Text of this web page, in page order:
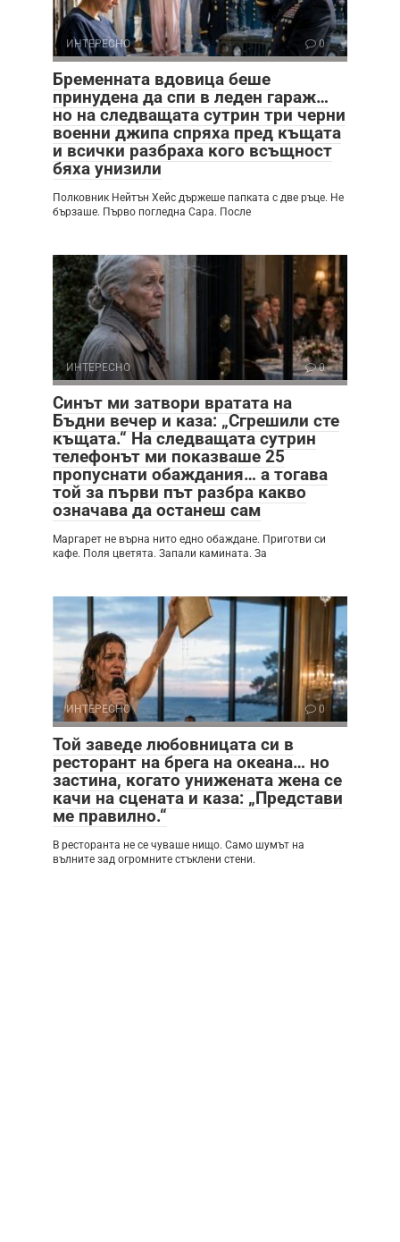
ИНТЕРЕСНО 0
Бременната вдовица беше
принудена да спи в леден гараж…
но на следващата сутрин три черни
военни джипа спряха пред къщата
и всички разбраха кого всъщност
бяха унизили
Полковник Нейтън Хейс държеше папката с две ръце. Не
бързаше. Първо погледна Сара. После
ИНТЕРЕСНО 0
Синът ми затвори вратата на
Бъдни вечер и каза: „Сгрешили сте
къщата.“ На следващата сутрин
телефонът ми показваше 25
пропуснати обаждания… а тогава
той за първи път разбра какво
означава да останеш сам
Маргарет не върна нито едно обаждане. Приготви си
кафе. Поля цветята. Запали камината. За
ИНТЕРЕСНО 0
Той заведе любовницата си в
ресторант на брега на океана… но
застина, когато унижената жена се
качи на сцената и каза: „Представи
ме правилно.“
В ресторанта не се чуваше нищо. Само шумът на
вълните зад огромните стъклени стени.